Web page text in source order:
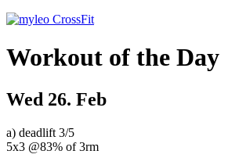
Workout of the Day
Wed 26. Feb
a) deadlift 3/5
5x3 @83% of 3rm